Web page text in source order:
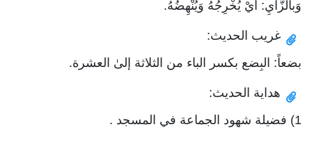
وَبالزَّايِ: أيْ يُخْرِجُهُ وَيُنْهِضُهُ.
غريب الحديث:
بضعاً: البِضع بكسر الباء من الثلاثة إلىٰ العشرة.
هداية الحديث:
1) فضيلة شهود الجماعة في المسجد .